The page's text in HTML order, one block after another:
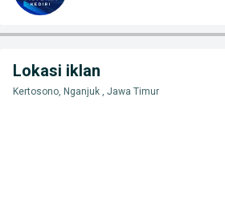
Lokasi iklan
Kertosono, Nganjuk , Jawa Timur